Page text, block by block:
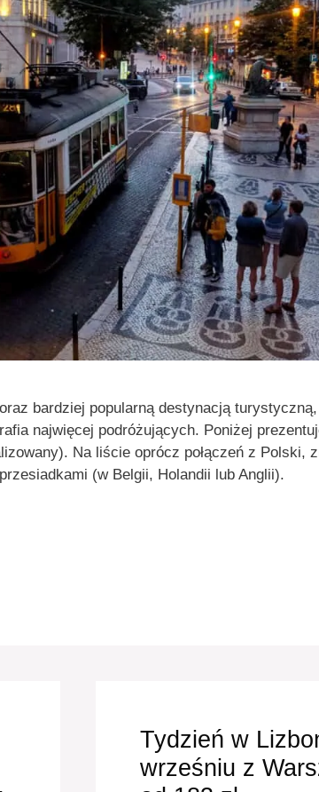
bardziej popularną destynacją
najwięcej podróżujących. Poniżej
Na liście oprócz połączeń z Polski,
(w Belgii, Holandii lub Anglii).
Tydzień w
wrześniu z